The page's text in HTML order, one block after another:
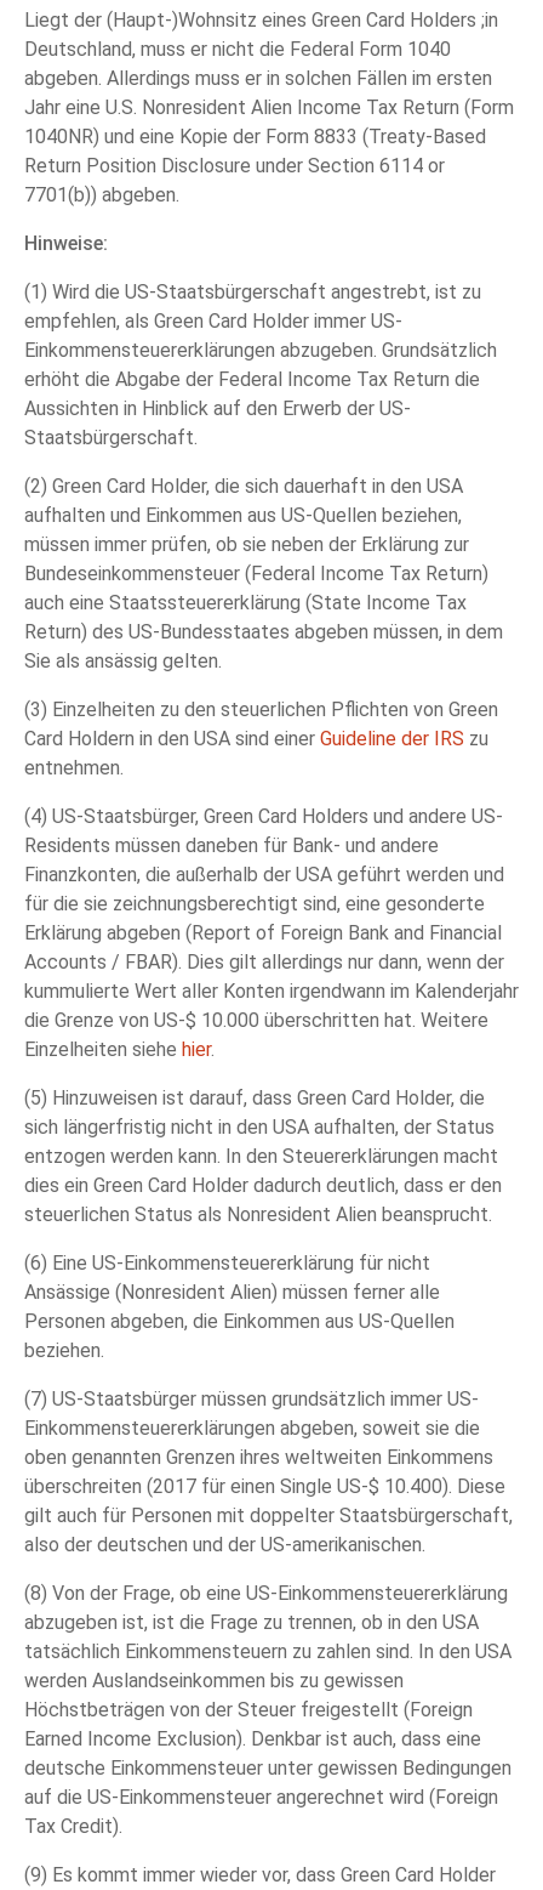
Liegt der (Haupt-)Wohnsitz eines Green Card Holders ;in
Deutschland, muss er nicht die Federal Form 1040
abgeben. Allerdings muss er in solchen Fällen im ersten
Jahr eine U.S. Nonresident Alien Income Tax Return (Form
1040NR) und eine Kopie der Form 8833 (Treaty-Based
Return Position Disclosure under Section 6114 or
7701(b)) abgeben.
Hinweise:
(1) Wird die US-Staatsbürgerschaft angestrebt, ist zu
empfehlen, als Green Card Holder immer US-
Einkommensteuererklärungen abzugeben. Grundsätzlich
erhöht die Abgabe der Federal Income Tax Return die
Aussichten in Hinblick auf den Erwerb der US-
Staatsbürgerschaft.
(2) Green Card Holder, die sich dauerhaft in den USA
aufhalten und Einkommen aus US-Quellen beziehen,
müssen immer prüfen, ob sie neben der Erklärung zur
Bundeseinkommensteuer (Federal Income Tax Return)
auch eine Staatssteuererklärung (State Income Tax
Return) des US-Bundesstaates abgeben müssen, in dem
Sie als ansässig gelten.
(3) Einzelheiten zu den steuerlichen Pflichten von Green
Card Holdern in den USA sind einer Guideline der IRS zu
entnehmen.
(4) US-Staatsbürger, Green Card Holders und andere US-
Residents müssen daneben für Bank- und andere
Finanzkonten, die außerhalb der USA geführt werden und
für die sie zeichnungsberechtigt sind, eine gesonderte
Erklärung abgeben (Report of Foreign Bank and Financial
Accounts / FBAR). Dies gilt allerdings nur dann, wenn der
kummulierte Wert aller Konten irgendwann im Kalenderjahr
die Grenze von US-$ 10.000 überschritten hat. Weitere
Einzelheiten siehe hier.
(5) Hinzuweisen ist darauf, dass Green Card Holder, die
sich längerfristig nicht in den USA aufhalten, der Status
entzogen werden kann. In den Steuererklärungen macht
dies ein Green Card Holder dadurch deutlich, dass er den
steuerlichen Status als Nonresident Alien beansprucht.
(6) Eine US-Einkommensteuererklärung für nicht
Ansässige (Nonresident Alien) müssen ferner alle
Personen abgeben, die Einkommen aus US-Quellen
beziehen.
(7) US-Staatsbürger müssen grundsätzlich immer US-
Einkommensteuererklärungen abgeben, soweit sie die
oben genannten Grenzen ihres weltweiten Einkommens
überschreiten (2017 für einen Single US-$ 10.400). Diese
gilt auch für Personen mit doppelter Staatsbürgerschaft,
also der deutschen und der US-amerikanischen.
(8) Von der Frage, ob eine US-Einkommensteuererklärung
abzugeben ist, ist die Frage zu trennen, ob in den USA
tatsächlich Einkommensteuern zu zahlen sind. In den USA
werden Auslandseinkommen bis zu gewissen
Höchstbeträgen von der Steuer freigestellt (Foreign
Earned Income Exclusion). Denkbar ist auch, dass eine
deutsche Einkommensteuer unter gewissen Bedingungen
auf die US-Einkommensteuer angerechnet wird (Foreign
Tax Credit).
(9) Es kommt immer wieder vor, dass Green Card Holder